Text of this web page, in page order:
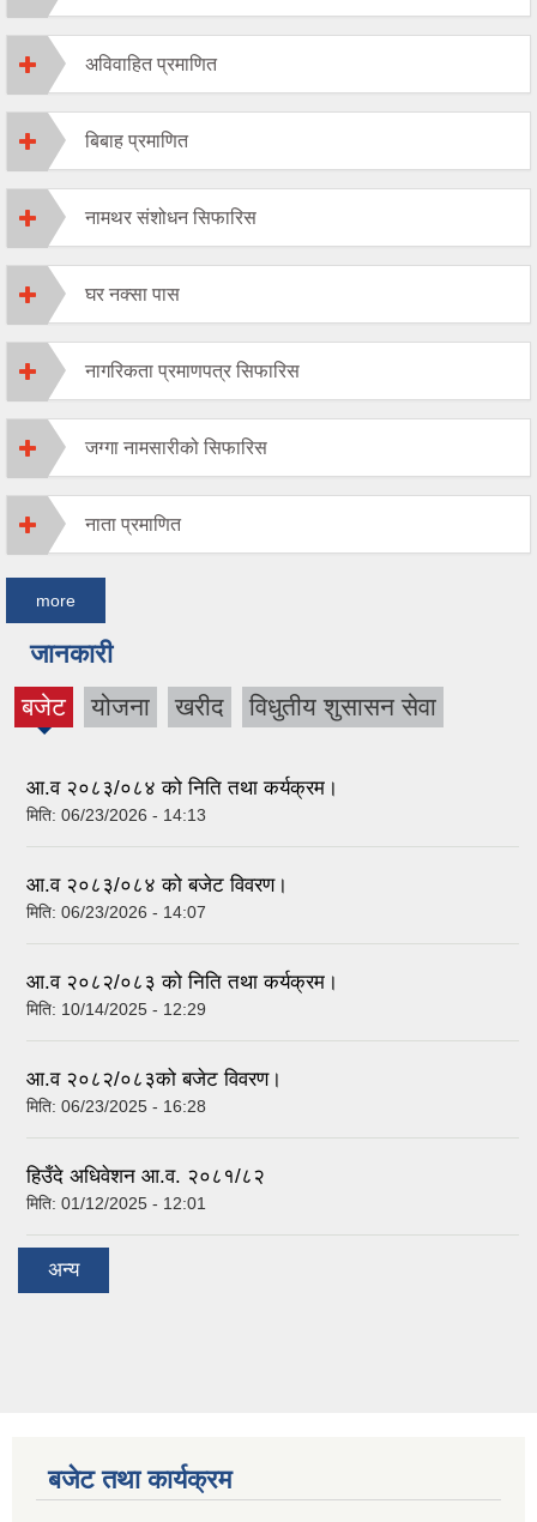
अविवाहित प्रमाणित
बिबाह प्रमाणित
नामथर संशोधन सिफारिस
घर नक्सा पास
नागरिकता प्रमाणपत्र सिफारिस
जग्गा नामसारीको सिफारिस
नाता प्रमाणित
more
जानकारी
बजेट
(active
योजना खरीद विधुतीय शुसासन सेवा
आ.व २०८३/०८४ को निति तथा कर्यक्रम।
मिति: 06/23/2026 - 14:13
आ.व २०८३/०८४ को बजेट विवरण।
मिति: 06/23/2026 - 14:07
आ.व २०८२/०८३ को निति तथा कर्यक्रम।
मिति: 10/14/2025 - 12:29
आ.व २०८२/०८३को बजेट विवरण।
मिति: 06/23/2025 - 16:28
हिउँदे अधिवेशन आ.व. २०८१/८२
मिति: 01/12/2025 - 12:01
अन्य
बजेट तथा कार्यक्रम